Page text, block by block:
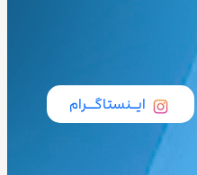
ایــنستاگـــرام